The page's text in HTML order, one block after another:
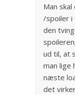
Man
/spoiler i
den
ud til, at
man lige
næste
det